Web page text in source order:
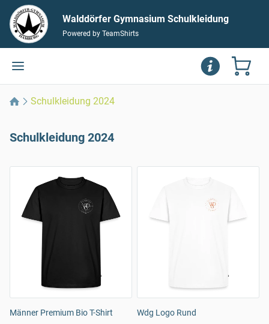
Walddörfer Gymnasium Schulkleidung
Powered by TeamShirts
Schulkleidung 2024
Schulkleidung 2024
Männer Premium Bio T-Shirt
Wdg Logo Rund